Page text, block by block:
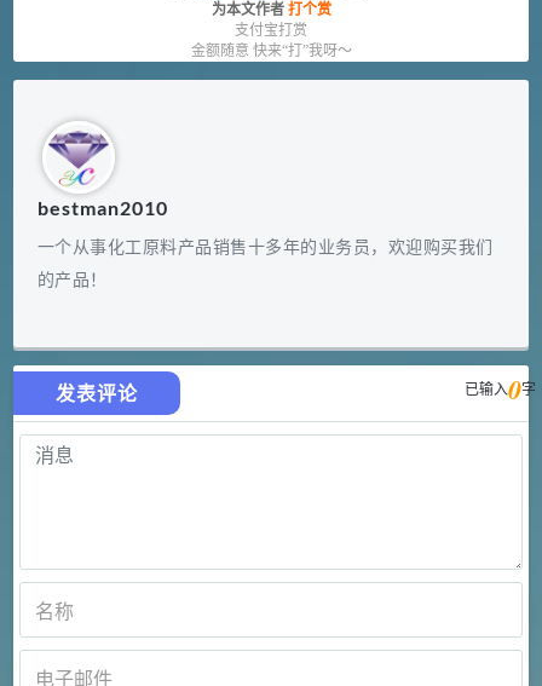
为本文作者 打个赏
支付宝打赏
金额随意 快来“打”我呀～
bestman2010
一个从事化工原料产品销售十多年的业务员，欢迎购买我们
的产品！
发表评论 已输入0字